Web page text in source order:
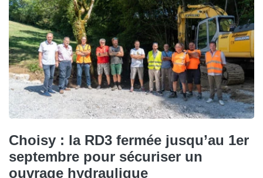
Choisy : la RD3 fermée jusqu’au 1er
septembre pour sécuriser un
ouvrage hydraulique